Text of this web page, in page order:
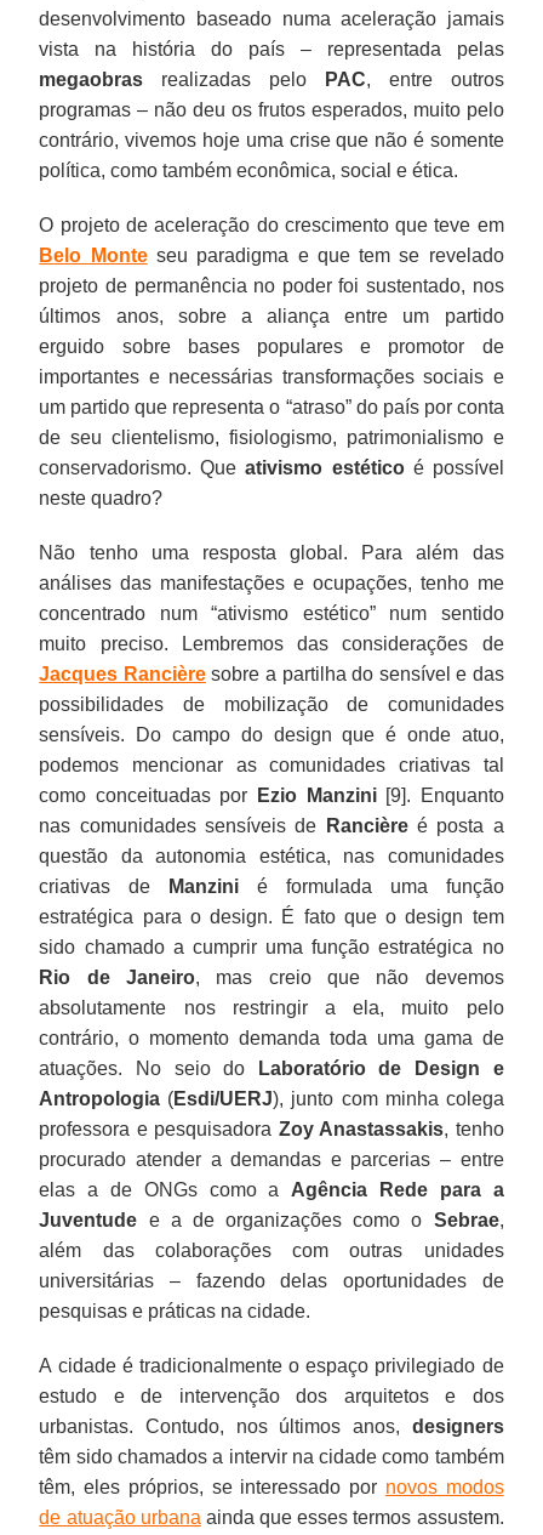
desenvolvimento baseado numa aceleração jamais
vista na história do país – representada pelas
megaobras realizadas pelo PAC, entre outros
programas – não deu os frutos esperados, muito pelo
contrário, vivemos hoje uma crise que não é somente
política, como também econômica, social e ética.
O projeto de aceleração do crescimento que teve em
Belo Monteseu paradigma e que tem se revelado
projeto de permanência no poder foi sustentado, nos
últimos anos, sobre a aliança entre um partido
erguido sobre bases populares e promotor de
importantes e necessárias transformações sociais e
um partido que representa o “atraso” do país por conta
de seu clientelismo, fisiologismo, patrimonialismo e
conservadorismo. Queativismo estéticoé possível
neste quadro?
Não tenho uma resposta global. Para além das
análises das manifestações e ocupações, tenho me
concentrado num “ativismo estético” num sentido
muito preciso. Lembremos das considerações de
Jacques Rancièresobre a partilha do sensível e das
possibilidades de mobilização de comunidades
sensíveis. Do campo do design que é onde atuo,
podemos mencionar as comunidades criativas tal
como conceituadas por Ezio Manzini[9]. Enquanto
nas comunidades sensíveis de
Rancièreé posta a
questão da autonomia estética, nas comunidades
criativas de
Manzini é formulada uma função
estratégica para o design. É fato que o design tem
sido chamado a cumprir uma função estratégica no
Rio de Janeiro, mas creio que não devemos
absolutamente nos restringir a ela, muito pelo
contrário, o momento demanda toda uma gama de
atuações. No seio do
Laboratório de Design e
Antropologia (Esdi/UERJ), junto com minha colega
professora e pesquisadora Zoy Anastassakis, tenho
procurado atender a demandas e parcerias – entre
elas a de ONGs como a Agência Rede para a
Juventude e a de organizações como o Sebrae,
além das colaborações com outras unidades
universitárias – fazendo delas oportunidades de
pesquisas e práticas na cidade.
A cidade é tradicionalmente o espaço privilegiado de
estudo e de intervenção dos arquitetos e dos
urbanistas. Contudo, nos últimos anos, designers
têm sido chamados a intervir na cidade como também
têm, eles próprios, se interessado por novos modos
de atuação urbana ainda que esses termos assustem.